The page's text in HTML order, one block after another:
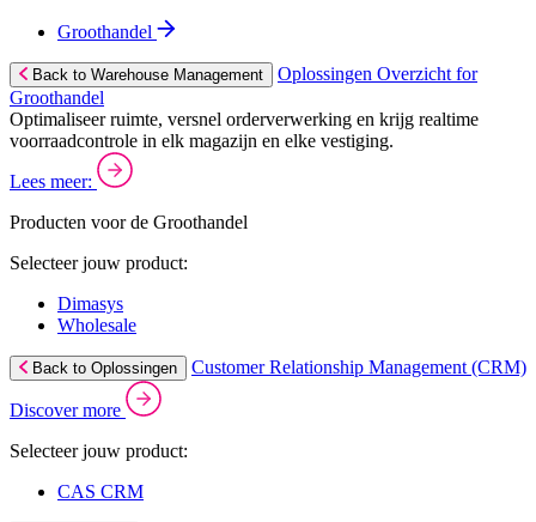
Groothandel
Back to Warehouse Management
Oplossingen Overzicht for
Groothandel
Optimaliseer ruimte, versnel orderverwerking en krijg realtime
voorraadcontrole in elk magazijn en elke vestiging.
Lees meer:
Producten voor de Groothandel
Selecteer jouw product:
Dimasys
Wholesale
Back to Oplossingen Customer Relationship Management (CRM)
Discover more
Selecteer jouw product:
CAS CRM